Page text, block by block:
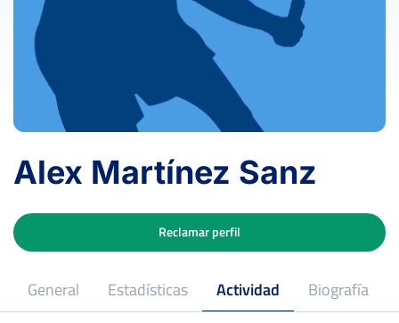
Alex Martínez Sanz
General Estadísticas Actividad Biografía
Reclamar perfil